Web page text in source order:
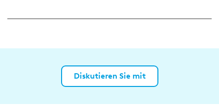
Diskutieren Sie mit